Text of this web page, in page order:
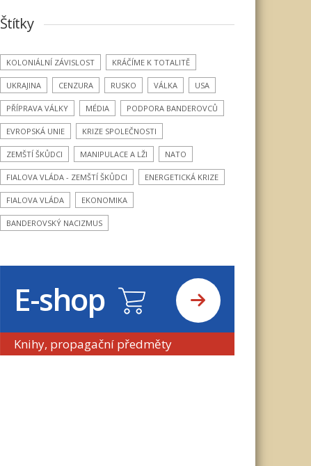
Štítky
KOLONIÁLNÍ ZÁVISLOST KRÁČÍME K TOTALITĚ
UKRAJINA CENZURA RUSKO VÁLKA USA
PŘÍPRAVA VÁLKY MÉDIA PODPORA BANDEROVCŮ
EVROPSKÁ UNIE KRIZE SPOLEČNOSTI
ZEMŠTÍ ŠKŮDCI MANIPULACE A LŽI NATO
FIALOVA VLÁDA - ZEMŠTÍ ŠKŮDCI ENERGETICKÁ KRIZE
FIALOVA VLÁDA EKONOMIKA
BANDEROVSKÝ NACIZMUS
E-shop
Knihy, propagační předměty